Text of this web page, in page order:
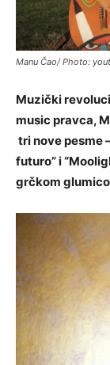
Manu Čao/ Photo:
Muzički
music pravca,
tri nove pesme
futuro” i
grčkom